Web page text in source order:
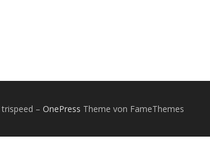
– OnePress Theme von FameThemes